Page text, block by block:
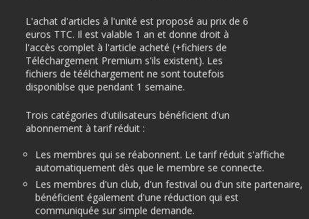
L'achat d'articles à l'unité est proposé au prix de 6
euros TTC. Il est valable 1 an et donne droit à
l'accès complet à l'article acheté (+fichiers de
Téléchargement Premium s'ils existent). Les
fichiers de téélchargement ne sont toutefois
disponiblse que pendant 1 semaine.
Trois catégories d'utilisateurs bénéficient d'un
abonnement à tarif réduit :
Les membres qui se réabonnent. Le tarif réduit s'affiche
automatiquement dès que le membre se connecte.
Les membres d'un club, d'un festival ou d'un site partenaire,
bénéficient également d'une réduction qui est
communiquée sur simple demande.